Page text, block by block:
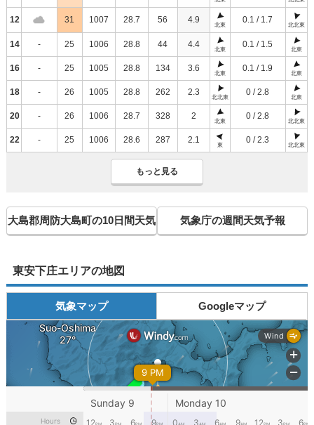
12 31 1007 28.7 56 4.9
北東
0.1 / 1.7
北北東
14 - 25 1006 28.8 44 4.4
北東
0.1 / 1.5
北東
16 - 25 1005 28.8 134 3.6
北東
0.1 / 1.9
北東
18 - 26 1005 28.8 262 2.3
北北東
0 / 2.8
北東
20 - 26 1006 28.7 328 2
北東
0 / 2.8
北北東
22 - 25 1006 28.6 287 2.1
東
0 / 2.3
北北東
もっと見る
大島郡周防大島町の10日間天気 気象庁の週間天気予報
東安下庄エリアの地図
気象マップ Googleマップ